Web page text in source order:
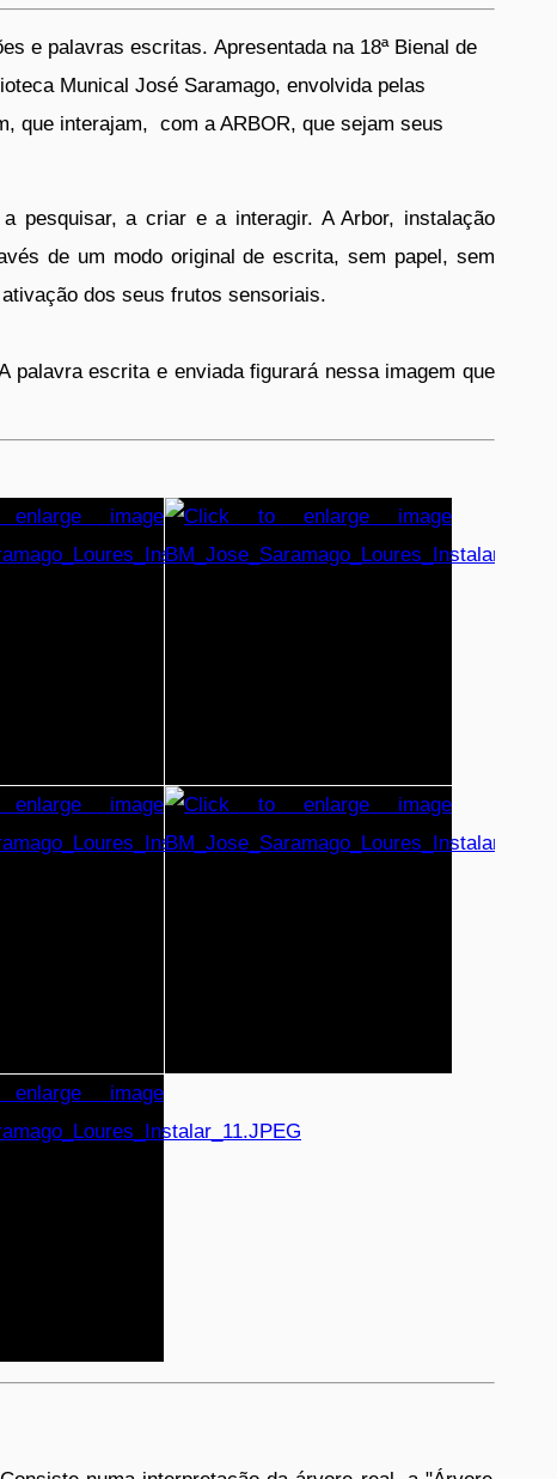
e palavras escritas. Apresentada na 18ª Bienal de
Munical José Saramago, envolvida pelas
que interajam, com a ARBOR, que sejam seus
pesquisar, a criar e a interagir. A Arbor, instalação
de um modo original de escrita, sem papel, sem
dos seus frutos sensoriais.
palavra escrita e enviada figurará nessa imagem que